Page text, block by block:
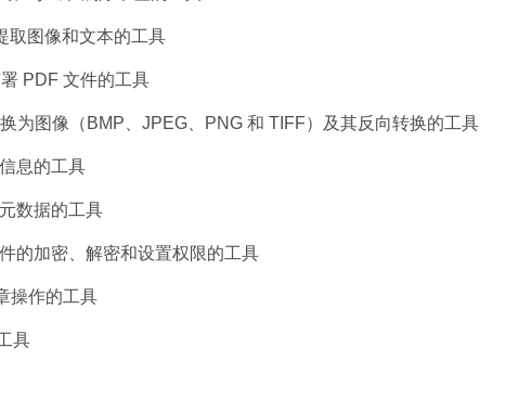
取图像和文本的工具
PDF 文件的工具
为图像（BMP、JPEG、PNG 和 TIFF）及其反向转换的工具
息的工具
数据的工具
的加密、解密和设置权限的工具
操作的工具
具